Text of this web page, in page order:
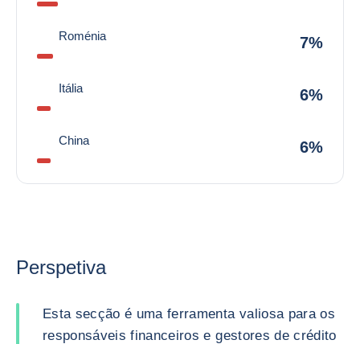
Roménia 7%
Itália 6%
China 6%
Perspetiva
Esta secção é uma ferramenta valiosa para os
responsáveis financeiros e gestores de crédito